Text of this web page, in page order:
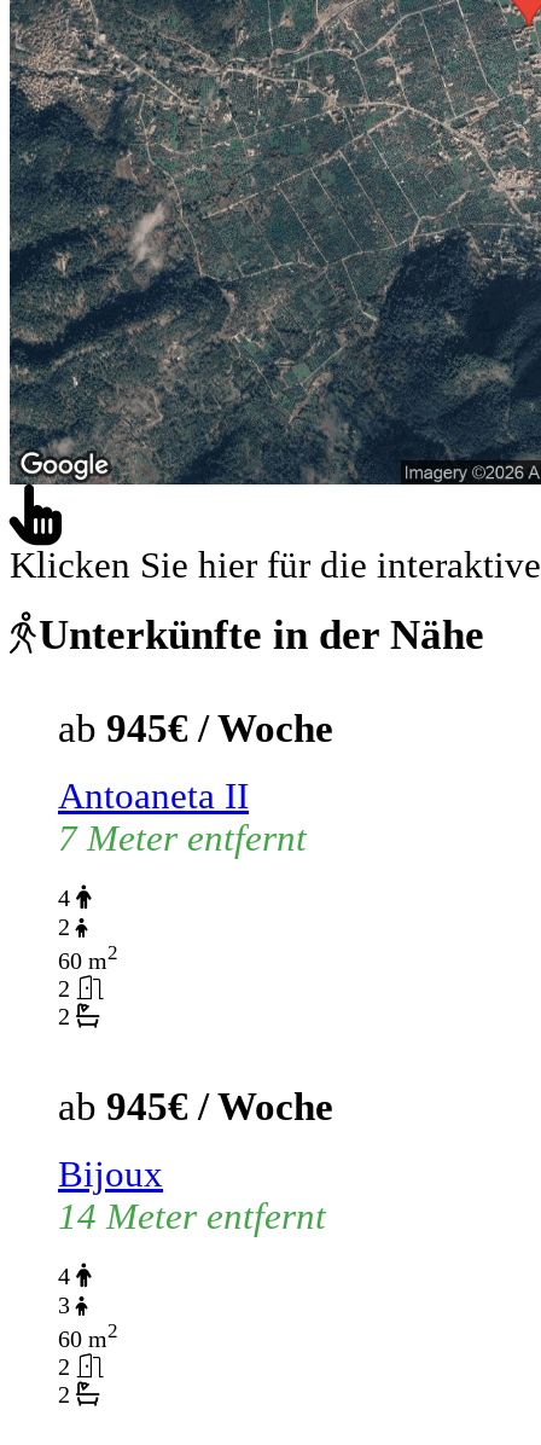
Klicken Sie hier für die
Unterkünfte in der Nähe
ab 945€ / Woche
Antoaneta II
7 Meter entfernt
4
2
60 m2
2
2
ab 945€ / Woche
Bijoux
14 Meter entfernt
4
3
60 m2
2
2